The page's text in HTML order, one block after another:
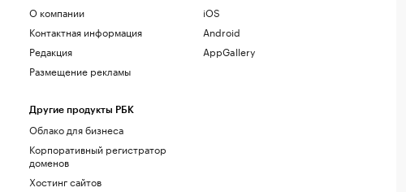
О компании
Контактная информация
Редакция
Размещение рекламы
Другие продукты РБК
Облако для бизнеса
Корпоративный регистратор
доменов
Хостинг сайтов
iOS
Android
AppGallery